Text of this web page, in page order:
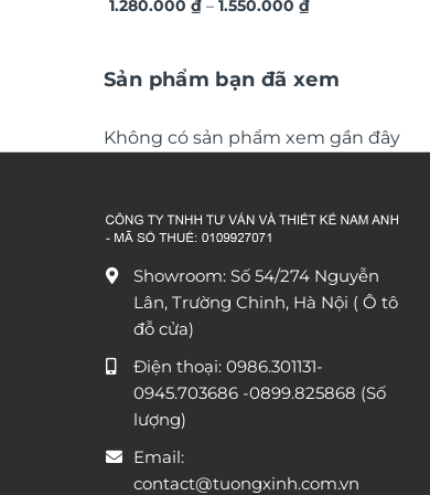
hiện đại TG4543
1.280.000₫ – 1.550.000₫Khoảng
1.550.000 ₫
Sản phẩm bạn đã xem
Không có sản phẩm xem gần đây
Showroom: Số 54/274 Nguyễn
Lân, Trường Chinh, Hà Nội ( Ô tô
đỗ cửa)
Điện thoại: 0986.301131-
0945.703686 -0899.825868 (Số
lượng)
Email:
contact@tuongxinh.com.vn